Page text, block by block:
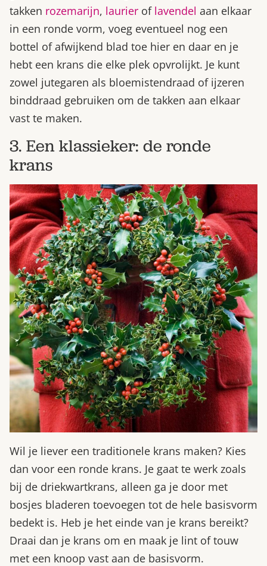
takken rozemarijn, laurier of lavendel aan elkaar
in een ronde vorm, voeg eventueel nog een
bottel of afwijkend blad toe hier en daar en je
hebt een krans die elke plek opvrolijkt. Je kunt
zowel jutegaren als bloemistendraad of ijzeren
binddraad gebruiken om de takken aan elkaar
vast te maken.
3. Een klassieker: de ronde
krans
Wil je liever een traditionele krans maken? Kies
dan voor een ronde krans. Je gaat te werk zoals
bij de driekwartkrans, alleen ga je door met
bosjes bladeren toevoegen tot de hele basisvorm
bedekt is. Heb je het einde van je krans bereikt?
Draai dan je krans om en maak je lint of touw
met een knoop vast aan de basisvorm.